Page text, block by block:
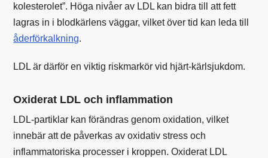
kolesterolet”. Höga nivåer av LDL kan bidra till att fett
lagras in i blodkärlens väggar, vilket över tid kan leda till
åderförkalkning.
LDL är därför en viktig riskmarkör vid hjärt-kärlsjukdom.
Oxiderat LDL och inflammation
LDL-partiklar kan förändras genom oxidation, vilket
innebär att de påverkas av oxidativ stress och
inflammatoriska processer i kroppen. Oxiderat LDL